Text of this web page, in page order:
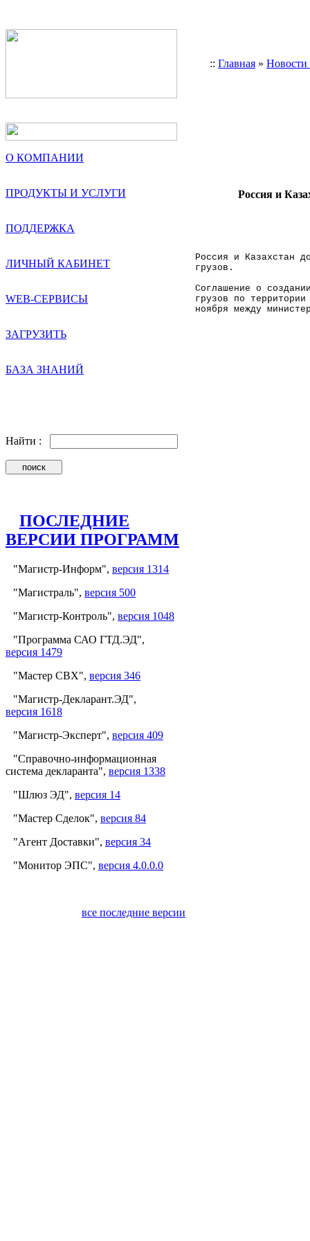
:: Главная »
О КОМПАНИИ
ПРОДУКТЫ И УСЛУГИ
ПОДДЕРЖКА
ЛИЧНЫЙ КАБИНЕТ
WEB-СЕРВИСЫ
ЗАГРУЗИТЬ
БАЗА ЗНАНИЙ
Найти :
ПОСЛЕДНИЕ
ВЕРСИИ ПРОГРАММ
"Магистр-Информ", версия 1314
"Магистраль", версия 500
"Магистр-Контроль", версия 1048
"Программа САО ГТД.ЭД",
версия 1479
"Мастер СВХ", версия 346
"Магистр-Декларант.ЭД",
версия 1618
"Магистр-Эксперт", версия 409
"Справочно-информационная
система декларанта", версия 1338
"Шлюз ЭД", версия 14
"Мастер Сделок", версия 84
"Агент Доставки", версия 34
"Монитор ЭПС", версия 4.0.0.0
все последние версии
Россия и
Россия и Казахстан
грузов.
Соглашение о
грузов по
ноября между